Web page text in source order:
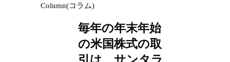
Column(コラム)
毎年の年末年始
の米国株式の取